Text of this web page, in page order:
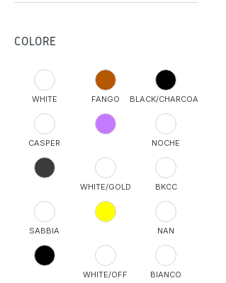
COLORE
WHITE FANGO BLACK/CHARCOAL
CASPER NOCHE
WHITE/GOLD BKCC
SABBIA NAN
WHITE/OFF
BIANCO